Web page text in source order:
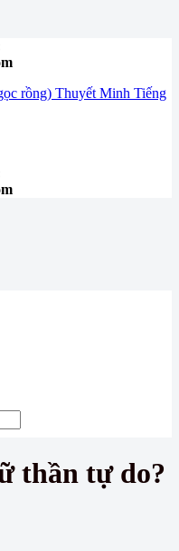
rồng) Thuyết Minh Tiếng
thần tự do?